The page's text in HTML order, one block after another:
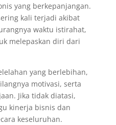
yang berkepanjangan.
kali terjadi akibat
waktu istirahat,
melepaskan diri dari
yang berlebihan,
motivasi, serta
Jika tidak diatasi,
kinerja bisnis dan
keseluruhan.